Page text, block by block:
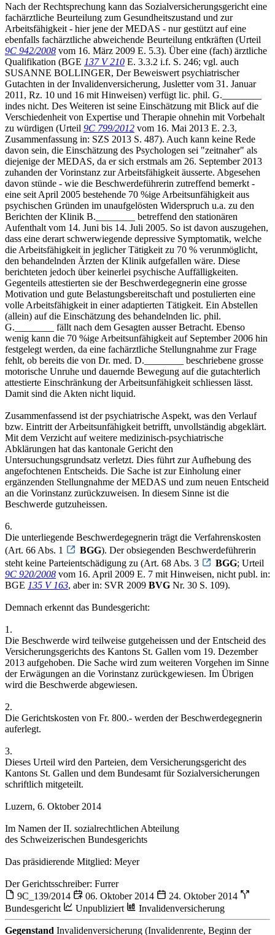
Nach der Rechtsprechung kann das Sozialversicherungsgericht eine
fachärztliche Beurteilung zum Gesundheitszustand und zur
Arbeitsfähigkeit - hier jene der MEDAS - nur gestützt auf eine
ebenfalls fachärztliche abweichende Beurteilung entkräften (Urteil
9C 942/2008 vom 16. März 2009 E. 5.3). Über eine (fach) ärztliche
Qualifikation (BGE 137 V 210 E. 3.3.2 i.f. S. 246; vgl. auch
SUSANNE BOLLINGER, Der Beweiswert psychiatrischer
Gutachten in der Invalidenversicherung, Jusletter vom 31. Januar
2011, Rz. 10 und 16 mit Hinweisen) verfügt lic. phil. G.________
indes nicht. Des Weiteren ist seine Einschätzung mit Blick auf die
Verschiedenheit von Expertise und Therapie ohnehin mit Vorbehalt
zu würdigen (Urteil 9C 799/2012 vom 16. Mai 2013 E. 2.3,
Zusammenfassung in: SZS 2013 S. 487). Auch kann keine Rede
davon sein, die Einschätzung des Psychologen sei "zeitnaher" als
diejenige der MEDAS, da er sich erstmals am 26. September 2013
zuhanden der Vorinstanz zur Arbeitsfähigkeit äusserte. Abgesehen
davon stünde - wie die Beschwerdeführerin zutreffend bemerkt -
eine seit April 2005 bestehende 70 %ige Arbeitsunfähigkeit aus
psychischen Gründen im unaufgelösten Widerspruch u.a. zu den
Berichten der Klinik B.________ betreffend den stationären
Aufenthalt vom 14. Juni bis 14. Juli 2005. So ist davon auszugehen,
dass eine derart schwerwiegende depressive Symptomatik, welche
die Arbeitsfähigkeit in jeglicher Tätigkeit zu 70 % verunmöglicht,
den behandelnden Ärzten der Klinik aufgefallen wäre. Diese
berichteten jedoch über keinerlei psychische Auffälligkeiten.
Gegenteils attestierten sie der Beschwerdegegnerin eine grosse
Motivation und gute Belastungsbereitschaft und postulierten eine
volle Arbeitsfähigkeit in einer adaptierten Tätigkeit. Ein Abstellen
(allein) auf die Einschätzung des behandelnden lic. phil.
G.________ fällt nach dem Gesagten ausser Betracht. Ebenso
wenig kann die 70 %ige Arbeitsunfähigkeit auf September 2006 hin
festgelegt werden, da eine fachärztliche Stellungnahme zur Frage
fehlt, ob bereits die von Dr. med. D.________ beschriebene grosse
motorische Unruhe und dauernde Bewegung auf die gutachterlich
attestierte Einschränkung der Arbeitsunfähigkeit schliessen lässt.
Damit sind die Akten nicht liquid.
Zusammenfassend ist der psychiatrische Aspekt, was den Verlauf
bzw. Eintritt der Arbeitsunfähigkeit betrifft, unvollständig abgeklärt.
Mit dem Verzicht auf weitere medizinisch-psychiatrische
Abklärungen hat das kantonale Gericht den
Untersuchungsgrundsatz verletzt. Dies führt zur Aufhebung des
angefochtenen Entscheids. Die Sache ist zur Einholung einer
ergänzenden Stellungnahme der MEDAS und zum neuen Entscheid
an die Vorinstanz zurückzuweisen. In diesem Sinne ist die
Beschwerde gutzuheissen.
6.
Die unterliegende Beschwerdegegnerin trägt die Verfahrenskosten
(Art. 66 Abs. 1
BGG). Der obsiegenden Beschwerdeführerin
steht keine Parteientschädigung zu (Art. 68 Abs. 3
BGG; Urteil
9C 920/2008 vom 16. April 2009 E. 7 mit Hinweisen, nicht publ. in:
BGE 135 V 163, aber in: SVR 2009 BVG Nr. 30 S. 109).
Demnach erkennt das Bundesgericht:
1.
Die Beschwerde wird teilweise gutgeheissen und der Entscheid des
Versicherungsgerichts des Kantons St. Gallen vom 19. Dezember
2013 aufgehoben. Die Sache wird zum weiteren Vorgehen im Sinne
der Erwägungen an die Vorinstanz zurückgewiesen. Im Übrigen
wird die Beschwerde abgewiesen.
2.
Die Gerichtskosten von Fr. 800.- werden der Beschwerdegegnerin
auferlegt.
3.
Dieses Urteil wird den Parteien, dem Versicherungsgericht des
Kantons St. Gallen und dem Bundesamt für Sozialversicherungen
schriftlich mitgeteilt.
Luzern, 6. Oktober 2014
Im Namen der II. sozialrechtlichen Abteilung
des Schweizerischen Bundesgerichts
Das präsidierende Mitglied: Meyer
Der Gerichtsschreiber: Furrer
9C_139/2014
06. Oktober 2014
24. Oktober 2014
Bundesgericht
Unpubliziert Invalidenversicherung
Gegenstand Invalidenversicherung (Invalidenrente, Beginn der